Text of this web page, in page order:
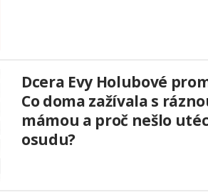
Dcera Evy Holubové
Co doma zažívala s
mámou a proč nešlo
osudu?